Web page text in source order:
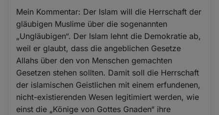
Mein Kommentar: Der Islam will die Herrschaft der
gläubigen Muslime über die sogenannten
„Ungläubigen“. Der Islam lehnt die Demokratie ab,
weil er glaubt, dass die angeblichen Gesetze
Allahs über den von Menschen gemachten
Gesetzen stehen sollten. Damit soll die Herrschaft
der islamischen Geistlichen mit einem erfundenen,
nicht-existierenden Wesen legitimiert werden, wie
einst die „Könige von Gottes Gnaden“ ihre